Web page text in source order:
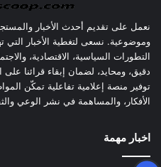
نعمل على تقديم أحدث الأخبار
وموضوعية. نسعى لتغطية الأخبار التي
التطورات السياسية، الاقتصادية،
دقيق، ومحايد، لضمان إبقاء قرائنا
توفير منصة إعلامية تفاعلية تمكّن
الأفكار، والمساهمة في نشر الوعي
اخبار مهمة